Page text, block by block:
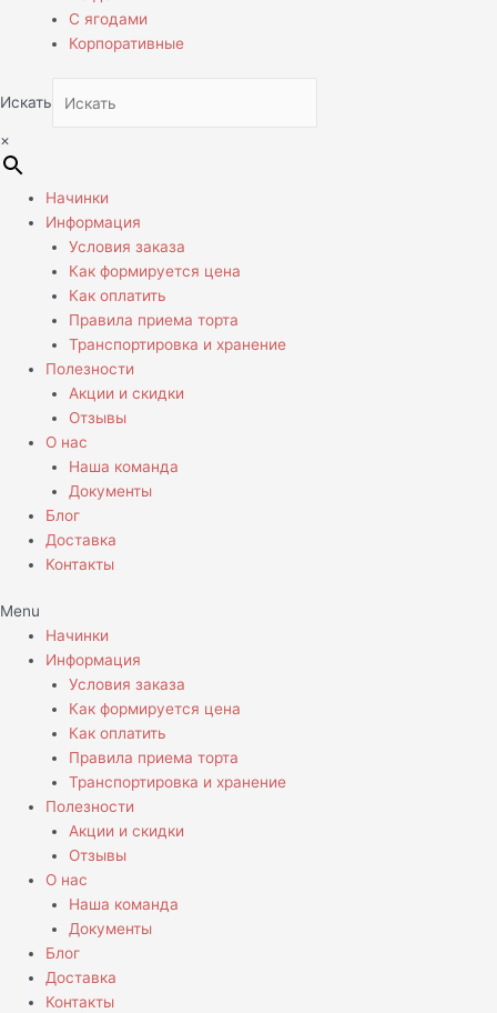
С ягодами
Корпоративные
Искать
×
Начинки
Информация
Условия заказа
Как формируется цена
Как оплатить
Правила приема торта
Транспортировка и хранение
Полезности
Акции и скидки
Отзывы
О нас
Наша команда
Документы
Блог
Доставка
Контакты
Menu
Начинки
Информация
Условия заказа
Как формируется цена
Как оплатить
Правила приема торта
Транспортировка и хранение
Полезности
Акции и скидки
Отзывы
О нас
Наша команда
Документы
Блог
Доставка
Контакты